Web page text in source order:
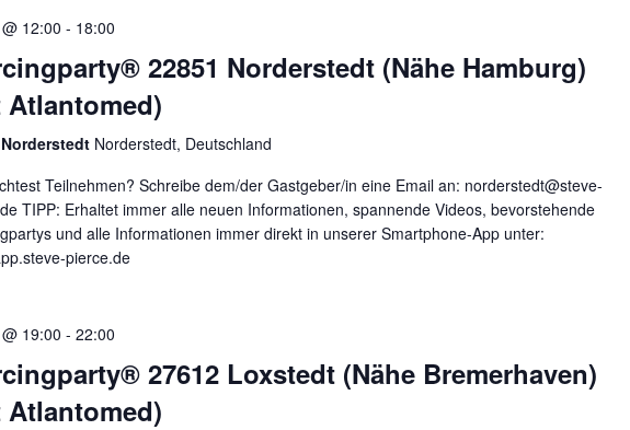
12:00 - 18:00
22851 Norderstedt (Nähe Hamburg)
Atlantomed)
Norderstedt, Deutschland
Teilnehmen? Schreibe dem/der Gastgeber/in eine Email an: norderstedt@steve-
TIPP: Erhaltet immer alle neuen Informationen, spannende Videos, bevorstehende
und alle Informationen immer direkt in unserer Smartphone-App unter:
pierce.de
19:00 -22:00
27612 Loxstedt (Nähe Bremerhaven)
Atlantomed)